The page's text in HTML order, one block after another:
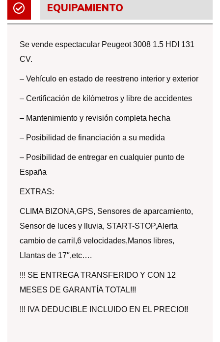
EQUIPAMIENTO
Se vende espectacular Peugeot 3008 1.5 HDI 131
CV.
– Vehículo en estado de reestreno interior y exterior
– Certificación de kilómetros y libre de accidentes
– Mantenimiento y revisión completa hecha
– Posibilidad de financiación a su medida
– Posibilidad de entregar en cualquier punto de
España
EXTRAS:
CLIMA BIZONA,GPS, Sensores de aparcamiento,
Sensor de luces y lluvia, START-STOP,Alerta
cambio de carril,6 velocidades,Manos libres,
Llantas de 17″,etc….
!!! SE ENTREGA TRANSFERIDO Y CON 12
MESES DE GARANTÍA TOTAL!!!
!!! IVA DEDUCIBLE INCLUIDO EN EL PRECIO!!